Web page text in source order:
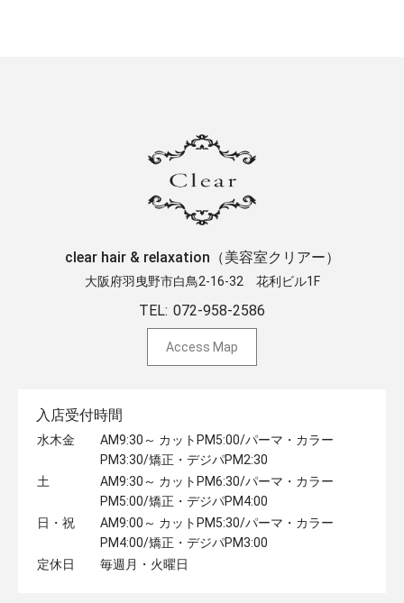
clear hair & relaxation（美容室クリアー）
大阪府羽曳野市白鳥2-16-32 ​花利ビル1F
TEL: 072-958-2586
Access Map
入店受付時間
水木金
AM9:30～ カットPM5:00/パーマ・カラー
PM3:30/矯正・デジパPM2:30
土
AM9:30～ カットPM6:30/パーマ・カラー
PM5:00/矯正・デジパPM4:00
日・祝
AM9:00～ カットPM5:30/パーマ・カラー
PM4:00/矯正・デジパPM3:00
定休日
毎週月・火曜日